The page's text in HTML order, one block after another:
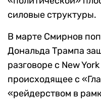
силовые структуры.
В марте Смирнов
Дональда Трампа
разговоре с New
происходящее с
«рейдерством в